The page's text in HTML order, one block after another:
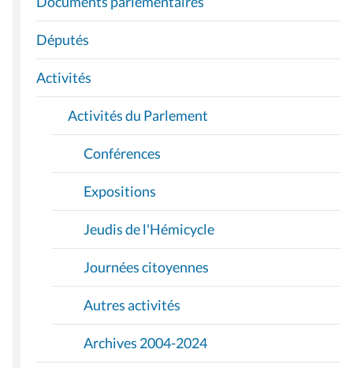
G
A
T
I
O
Députés
Activités
Activités du Parlement
Conférences
Expositions
Jeudis de l'Hémicycle
Journées citoyennes
Autres activités
Archives 2004-2024